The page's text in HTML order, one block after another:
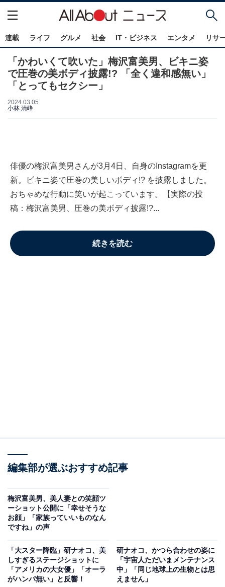
連載 ライフ グルメ 社会 IT・ビジネス エンタメ リサ
「かわいくて吹いた」梅沢富美男、ビキニ姿
で圧巻の美ボディ披露!? 「全く違和感無い」
「とってもセクシー」
2024.03.05
小林 清峰
俳優の梅沢富美男さんが3月4日、自身のInstagramを更
新。ビキニ姿で圧巻の美しいボディ!? を披露しました。
おちゃめな行動に笑いが起こっています。【実際の投
稿：梅沢富美男、圧巻の美ボディ披露!?...
続きを読む
編集部が選ぶおすすめ記事
梅沢富美男、美人妻との笑顔ツ
ーショット公開に「幸せそうな
お顔」「家族っていいものなん
ですね」の声
「大スター降臨」研ナオコ、美
しすぎるステージショットに
「アメリカの大女優」「オーラ
がハンパ無い」と反響！
研ナオコ、かつら合わせの姿に
「宇宙人ただいまメンテナンス
中」「同じ地球上の生物とは思
えません」